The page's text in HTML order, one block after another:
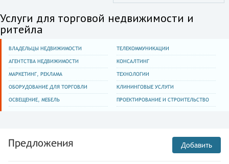
Услуги для торговой недвижимости и
ритейла
ВЛАДЕЛЬЦЫ НЕДВИЖИМОСТИ ТЕЛЕКОММУНИКАЦИИ
АГЕНТСТВА НЕДВИЖИМОСТИ КОНСАЛТИНГ
МАРКЕТИНГ, РЕКЛАМА ТЕХНОЛОГИИ
ОБОРУДОВАНИЕ ДЛЯ ТОРГОВЛИ КЛИНИНГОВЫЕ УСЛУГИ
ОСВЕЩЕНИЕ, МЕБЕЛЬ ПРОЕКТИРОВАНИЕ И СТРОИТЕЛЬСТВО
Предложения Добавить